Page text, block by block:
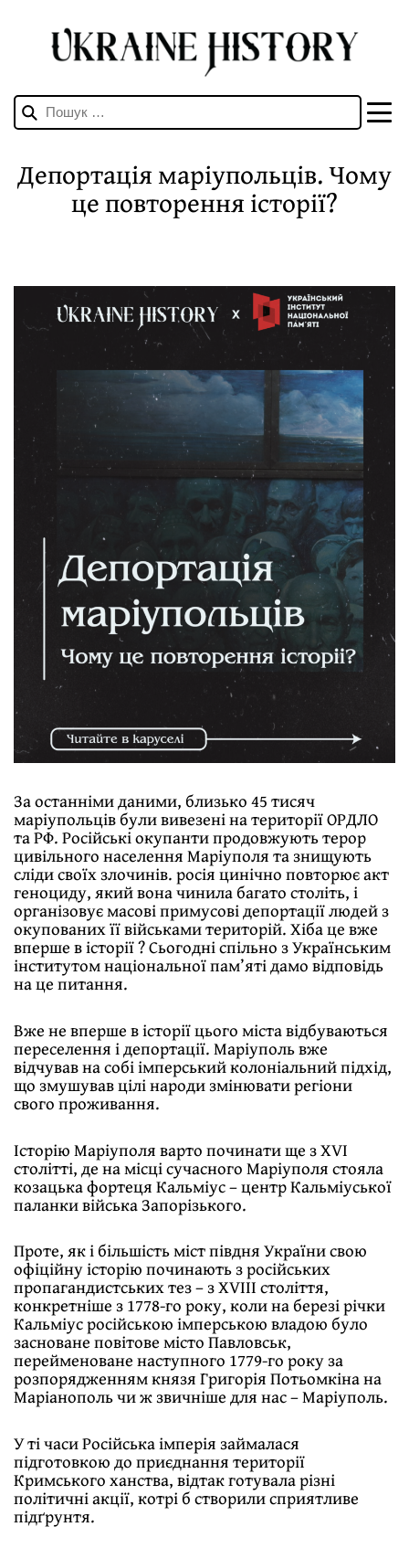
Пошук:
Депортація маріупольців. Чому
це повторення історії?
За останніми даними, близько 45 тисяч
маріупольців були вивезені на території ОРДЛО
та РФ. Російські окупанти продовжують терор
цивільного населення Маріуполя та знищують
сліди своїх злочинів. росія цинічно повторює акт
геноциду, який вона чинила багато століть, і
організовує масові примусові депортації людей з
окупованих її військами територій. Хіба це вже
вперше в історії ? Сьогодні спільно з Українським
інститутом національної пам’яті дамо відповідь
на це питання.
Вже не вперше в історії цього міста відбуваються
переселення і депортації. Маріуполь вже
відчував на собі імперський колоніальний підхід,
що змушував цілі народи змінювати регіони
свого проживання.
Історію Маріуполя варто починати ще з XVI
столітті, де на місці сучасного Маріуполя стояла
козацька фортеця Кальміус – центр Кальміуської
паланки війська Запорізького.
Проте, як і більшість міст півдня України свою
офіційну історію починають з російських
пропагандистських тез – з ХVІІІ століття,
конкретніше з 1778-го року, коли на березі річки
Кальміус російською імперською владою було
засноване повітове місто Павловськ,
перейменоване наступного 1779-го року за
розпорядженням князя Григорія Потьомкіна на
Маріанополь чи ж звичніше для нас – Маріуполь.
У ті часи Російська імперія займалася
підготовкою до приєднання території
Кримського ханства, відтак готувала різні
політичні акції, котрі б створили сприятливе
підґрунтя.